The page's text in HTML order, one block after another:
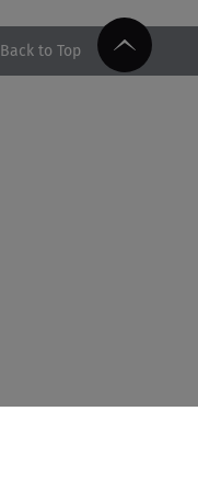
Back to Top